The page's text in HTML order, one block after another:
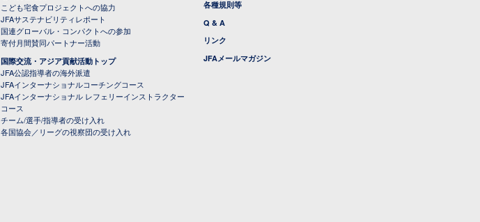
こども宅食プロジェクトへの協力
JFAサステナビリティレポート
国連グローバル・コンパクトへの参加
寄付月間賛同パートナー活動
国際交流・アジア貢献活動トップ
JFA公認指導者の海外派遣
JFAインターナショナルコーチングコース
JFAインターナショナル レフェリーインストラクター
コース
チーム/選手/指導者の受け入れ
各国協会／リーグの視察団の受け入れ
各種規則等
Q & A
リンク
JFAメールマガジン